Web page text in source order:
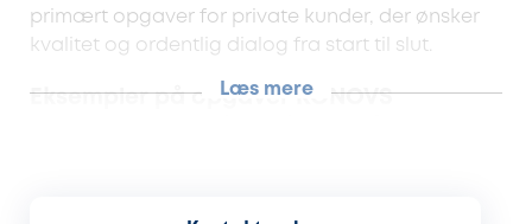
primært opgaver for private kunder, der ønsker
kvalitet og ordentlig dialog fra start til slut.
Eksempler på opgaver KONOVS
Læs mere